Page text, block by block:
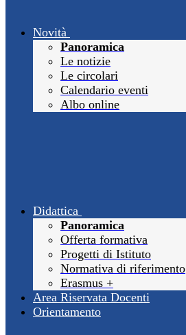
Novità
Panoramica
Le notizie
Le circolari
Calendario eventi
Albo online
Didattica
Panoramica
Offerta formativa
Progetti di Istituto
Normativa di riferimento
Erasmus +
Area Riservata Docenti
Orientamento